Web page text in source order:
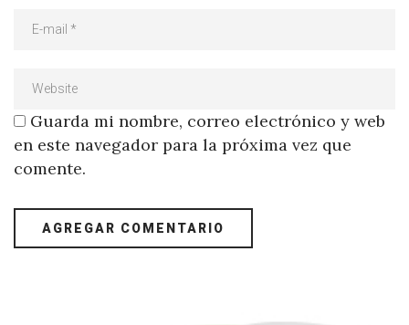
Guarda mi nombre, correo electrónico y web
en este navegador para la próxima vez que
comente.